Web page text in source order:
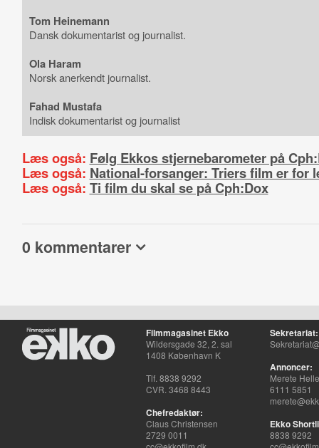
Tom Heinemann
Dansk dokumentarist og journalist.
Ola Haram
Norsk anerkendt journalist.
Fahad Mustafa
Indisk dokumentarist og journalist
Læs også: Følg Ekkos stjernebarometer på
Læs også: National-forsanger: Triers film er for
Læs også: Ti film du skal se på Cph:Dox
0 kommentarer
Filmmagasinet Ekko
Wildersgade 32, 2. sal
1408 København K
Tlf. 8838 9292
CVR. 3468 8443
Chefredaktør:
Claus Christensen
2729 0011
Sekretariat:
Annoncer:
Merete
6111 5851
Ekko
8838 9292